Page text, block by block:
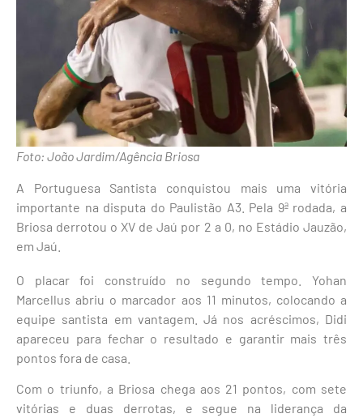
Foto: João Jardim/Agência Briosa
A Portuguesa Santista conquistou mais uma vitória
importante na disputa do Paulistão A3. Pela 9ª rodada, a
Briosa derrotou o XV de Jaú por 2 a 0, no Estádio Jauzão,
em Jaú.
O placar foi construído no segundo tempo. Yohan
Marcellus abriu o marcador aos 11 minutos, colocando a
equipe santista em vantagem. Já nos acréscimos, Didi
apareceu para fechar o resultado e garantir mais três
pontos fora de casa.
Com o triunfo, a Briosa chega aos 21 pontos, com sete
vitórias e duas derrotas, e segue na liderança da